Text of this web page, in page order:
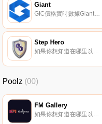
Giant
GIC價格實時數據Giant（GIC）是一種交易所平臺加密貨幣。用戶能夠通過購買、出售、挖掘的過程生成GIC。Giant目前的供應量為200000000。去中心化的二進制期權交易所,Giant.exchange,只是這項技術所能做到的第一步.
Step Hero
如果你想知道在哪里以當前價格購買Step Hero,目前交易{Step Hero]股票的頂級加密貨幣交易所是MEXC和HotHEROt。您可以在我們的加密貨幣交易所頁面上找到其他列表。什么是二進制？《Step Hero》是BSC和Polygon上利潤豐厚的NFT奇幻主題RPG游戲.
Poolz (00)
FM Gallery